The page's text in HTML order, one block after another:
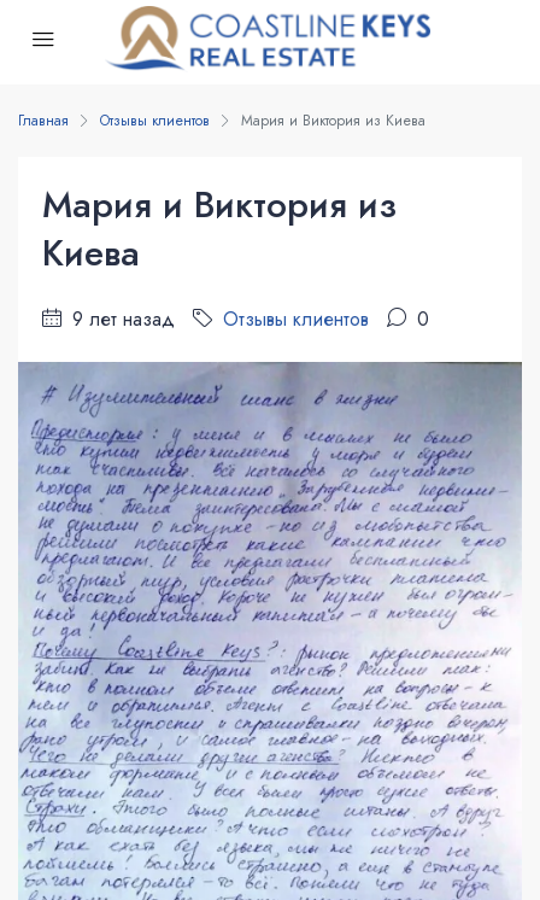
Главная Отзывы клиентов Мария и Виктория из Киева
Мария и Виктория из
Киева
9 лет назад Отзывы клиентов 0